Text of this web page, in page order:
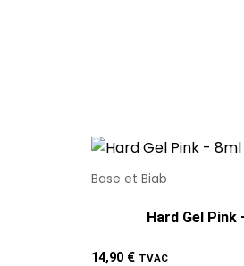
Base et Biab
Hard Gel Pink
14,90 € TVAC